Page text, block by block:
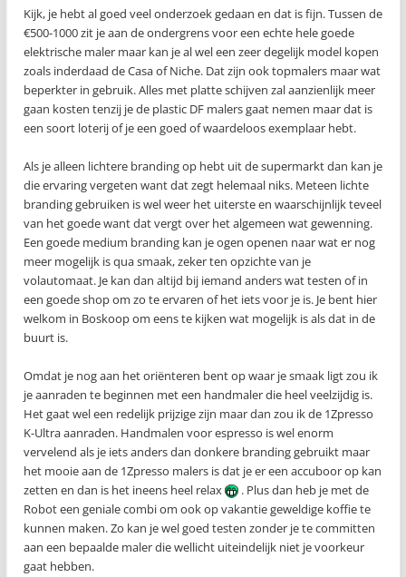
Kijk, je hebt al goed veel onderzoek gedaan en dat is fijn. Tussen de
€500-1000 zit je aan de ondergrens voor een echte hele goede
elektrische maler maar kan je al wel een zeer degelijk model kopen
zoals inderdaad de Casa of Niche. Dat zijn ook topmalers maar wat
beperkter in gebruik. Alles met platte schijven zal aanzienlijk meer
gaan kosten tenzij je de plastic DF malers gaat nemen maar dat is
een soort loterij of je een goed of waardeloos exemplaar hebt.
Als je alleen lichtere branding op hebt uit de supermarkt dan kan je
die ervaring vergeten want dat zegt helemaal niks. Meteen lichte
branding gebruiken is wel weer het uiterste en waarschijnlijk teveel
van het goede want dat vergt over het algemeen wat gewenning.
Een goede medium branding kan je ogen openen naar wat er nog
meer mogelijk is qua smaak, zeker ten opzichte van je
volautomaat. Je kan dan altijd bij iemand anders wat testen of in
een goede shop om zo te ervaren of het iets voor je is. Je bent hier
welkom in Boskoop om eens te kijken wat mogelijk is als dat in de
buurt is.
Omdat je nog aan het oriënteren bent op waar je smaak ligt zou ik
je aanraden te beginnen met een handmaler die heel veelzijdig is.
Het gaat wel een redelijk prijzige zijn maar dan zou ik de 1Zpresso
K-Ultra aanraden. Handmalen voor espresso is wel enorm
vervelend als je iets anders dan donkere branding gebruikt maar
het mooie aan de 1Zpresso malers is dat je er een accuboor op kan
zetten en dan is het ineens heel relax
. Plus dan heb je met de
Robot een geniale combi om ook op vakantie geweldige koffie te
kunnen maken. Zo kan je wel goed testen zonder je te committen
aan een bepaalde maler die wellicht uiteindelijk niet je voorkeur
gaat hebben.